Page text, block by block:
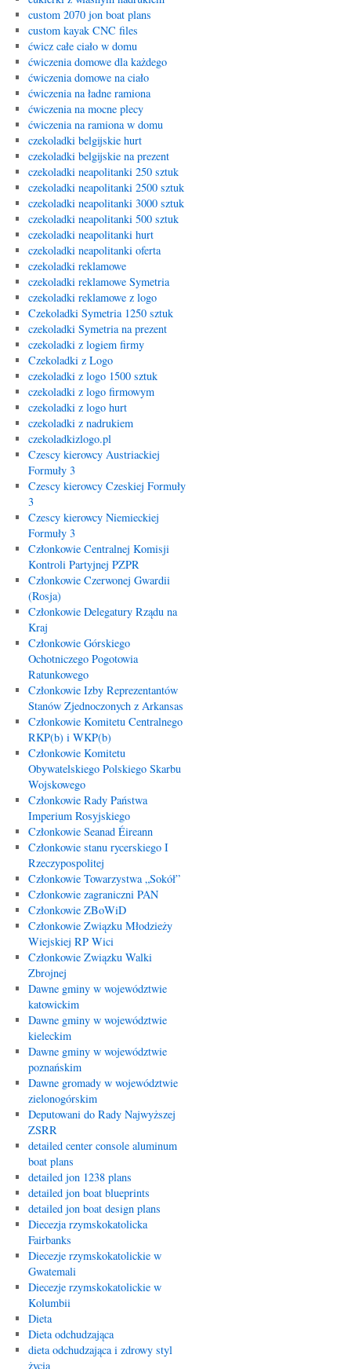
custom 2070 jon boat plans
custom kayak CNC files
ćwicz całe ciało w domu
ćwiczenia domowe dla każdego
ćwiczenia domowe na ciało
ćwiczenia na ładne ramiona
ćwiczenia na mocne plecy
ćwiczenia na ramiona w domu
czekoladki belgijskie hurt
czekoladki belgijskie na prezent
czekoladki neapolitanki 250 sztuk
czekoladki neapolitanki 2500 sztuk
czekoladki neapolitanki 3000 sztuk
czekoladki neapolitanki 500 sztuk
czekoladki neapolitanki hurt
czekoladki neapolitanki oferta
czekoladki reklamowe
czekoladki reklamowe Symetria
czekoladki reklamowe z logo
Czekoladki Symetria 1250 sztuk
czekoladki Symetria na prezent
czekoladki z logiem firmy
Czekoladki z Logo
czekoladki z logo 1500 sztuk
czekoladki z logo firmowym
czekoladki z logo hurt
czekoladki z nadrukiem
czekoladkizlogo.pl
Czescy kierowcy Austriackiej
Formuły 3
Czescy kierowcy Czeskiej Formuły
3
Czescy kierowcy Niemieckiej
Formuły 3
Członkowie Centralnej Komisji
Kontroli Partyjnej PZPR
Członkowie Czerwonej Gwardii
(Rosja)
Członkowie Delegatury Rządu na
Kraj
Członkowie Górskiego
Ochotniczego Pogotowia
Ratunkowego
Członkowie Izby Reprezentantów
Stanów Zjednoczonych z Arkansas
Członkowie Komitetu Centralnego
RKP(b) i WKP(b)
Członkowie Komitetu
Obywatelskiego Polskiego Skarbu
Wojskowego
Członkowie Rady Państwa
Imperium Rosyjskiego
Członkowie Seanad Éireann
Członkowie stanu rycerskiego I
Rzeczypospolitej
Członkowie Towarzystwa „Sokół”
Członkowie zagraniczni PAN
Członkowie ZBoWiD
Członkowie Związku Młodzieży
Wiejskiej RP Wici
Członkowie Związku Walki
Zbrojnej
Dawne gminy w województwie
katowickim
Dawne gminy w województwie
kieleckim
Dawne gminy w województwie
poznańskim
Dawne gromady w województwie
zielonogórskim
Deputowani do Rady Najwyższej
ZSRR
detailed center console aluminum
boat plans
detailed jon 1238 plans
detailed jon boat blueprints
detailed jon boat design plans
Diecezja rzymskokatolicka
Fairbanks
Diecezje rzymskokatolickie w
Gwatemali
Diecezje rzymskokatolickie w
Kolumbii
Dieta
Dieta odchudzająca
dieta odchudzająca i zdrowy styl
życia